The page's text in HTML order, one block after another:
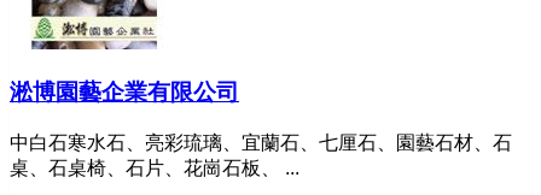
淞博園藝企業有限公司
中白石寒水石、亮彩琉璃、宜蘭石、七厘石、園藝石材、石
桌、石桌椅、石片、花崗石板、 ...